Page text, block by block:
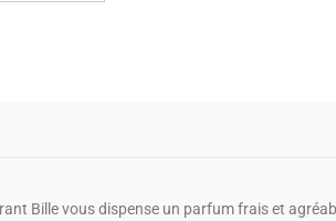
Bille vous dispense un parfum frais et